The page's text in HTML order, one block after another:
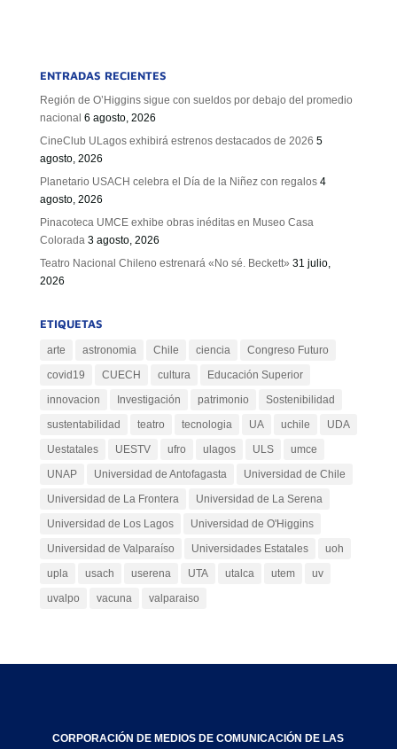
ENTRADAS RECIENTES
Región de O’Higgins sigue con sueldos por debajo del promedio
nacional 6 agosto, 2026
CineClub ULagos exhibirá estrenos destacados de 2026 5
agosto, 2026
Planetario USACH celebra el Día de la Niñez con regalos 4
agosto, 2026
Pinacoteca UMCE exhibe obras inéditas en Museo Casa
Colorada 3 agosto, 2026
Teatro Nacional Chileno estrenará «No sé. Beckett» 31 julio,
2026
ETIQUETAS
arte astronomia Chile ciencia
Congreso Futuro
covid19
CUECH cultura
Educación Superior
innovacion
Investigación patrimonio
Sostenibilidad
sustentabilidad
teatro tecnologia UA uchile
UDA
Uestatales
UESTV ufro ulagos ULS
umce
UNAP
Universidad de Antofagasta
Universidad de Chile
Universidad de La Frontera
Universidad de La Serena
Universidad de Los Lagos
Universidad de O'Higgins
Universidad de Valparaíso
Universidades Estatales
uoh
upla
usach userena UTA utalca utem
uv
uvalpo
vacuna valparaiso
CORPORACIÓN DE MEDIOS DE COMUNICACIÓN DE LAS